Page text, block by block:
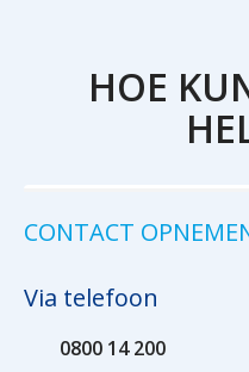
HOE
CONTACT
Via telefoon
0800 14 200